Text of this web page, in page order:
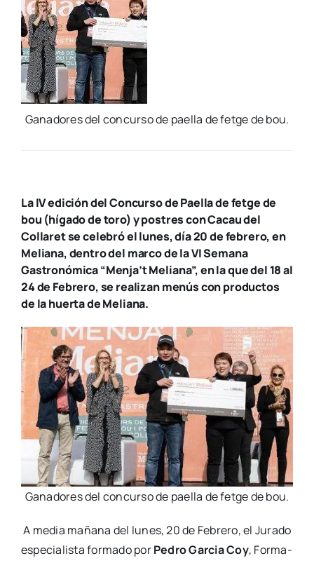
Gana­do­res del con­cur­so de pae­lla de fet­ge de bou.
La IV edición del Concurso de Paella de fetge de
bou (hígado de toro) y postres con Cacau del
Collaret se celebró el lunes, día 20 de febrero, en
Meliana, dentro del marco de la VI Semana
Gastronómica “Menja’t Meliana”, en la que del 18 al
24 de Febrero, se realizan menús con productos
de la huerta de Meliana.
Gana­do­res del con­cur­so de pae­lla de fet­ge de bou.
A media maña­na del lunes, 20 de Febre­ro, el Jura­do
espe­cia­lis­ta for­ma­do porPedro Gar­cia Coy, For­ma­